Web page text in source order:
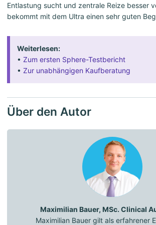
Entlastung sucht und zentrale Reize besser
bekommt mit dem Ultra einen sehr guten
Weiterlesen:
• Zum ersten Sphere-Testbericht
• Zur unabhängigen Kaufberatung
Über den Autor
Maximilian Bauer, MSc. Clinical
Maximilian Bauer gilt als erfahrener